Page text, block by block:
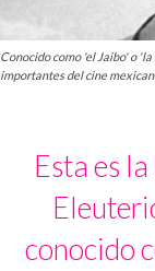
Conocido como 'el Jaibo' o
importantes del cine
Esta es
conocido